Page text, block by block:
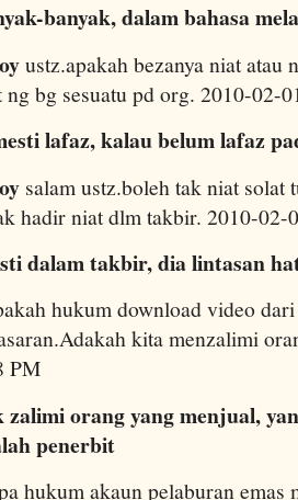
banyak, dalam bahasa
ustz.apakah bezanya niat atau
bg sesuatu pd org. 2010-02-
lafaz, kalau belum lafaz
salam ustz.boleh tak niat
hadir niat dlm takbir. 2010-02-
dalam takbir, dia lintasan
hukum download video
kita menzalimi
PM
orang yang menjual,
penerbit
hukum akaun pelaburan